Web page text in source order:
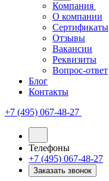
Компания
О компании
Сертификаты
Отзывы
Вакансии
Реквизиты
Вопрос-ответ
Блог
Контакты
+7 (495) 067-48-27
Телефоны
+7 (495) 067-48-27
Заказать звонок